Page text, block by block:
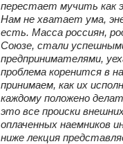
перестает мучить как
Нам не хватает ума,
есть. Масса россиян,
Союзе, стали
предпринимателями,
проблема коренится в
принимаем, как их
каждому положено
это все происки
оплаченных наемников
ниже лекция